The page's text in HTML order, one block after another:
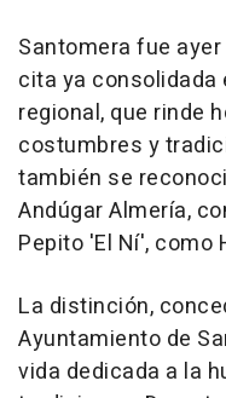
Santomera fue
cita ya
regional, que rinde
costumbres y
también se
Andúgar Almería,
Pepito 'El Ní', como
La distinción,
Ayuntamiento de
vida dedicada a la